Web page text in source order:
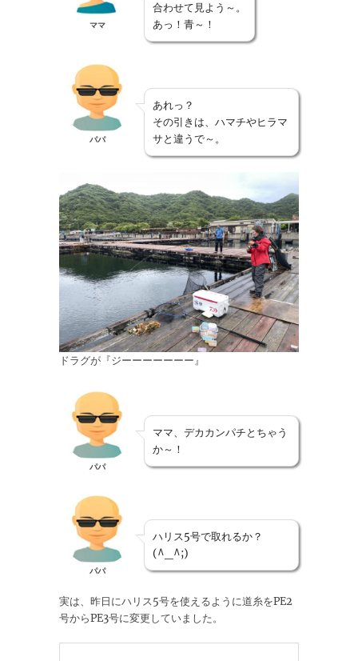
ママ
合わせて見よう～。
あっ！青～！
パパ
あれっ？
その引きは、ハマチやヒラマ
サと違うで～。
ドラグが『ジーーーーーーー』
パパ
ママ、デカカンパチとちゃう
か～！
パパ
ハリス5号で取れるか？
(^_^;)
実は、昨日にハリス5号を使えるように道糸をPE2
号からPE3号に変更していました。